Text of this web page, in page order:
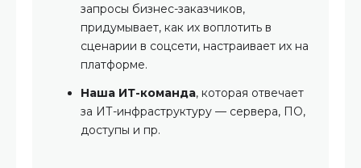
запросы бизнес-заказчиков,
придумывает, как их воплотить в
сценарии в соцсети, настраивает их на
платформе.
Наша ИТ-команда, которая отвечает
за ИТ-инфраструктуру — сервера, ПО,
доступы и пр.